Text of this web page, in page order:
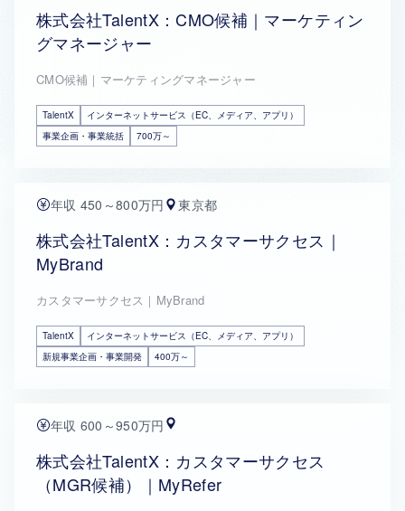
株式会社TalentX：CMO候補｜マーケティン
グマネージャー
CMO候補｜マーケティングマネージャー
TalentX
インターネットサービス（EC、メディア、アプリ）
事業企画・事業統括
700万～
年収 450～800万円 東京都
株式会社TalentX：カスタマーサクセス｜
MyBrand
カスタマーサクセス｜MyBrand
TalentX
インターネットサービス（EC、メディア、アプリ）
新規事業企画・事業開発
400万～
年収 600～950万円
株式会社TalentX：カスタマーサクセス
（MGR候補）｜MyRefer